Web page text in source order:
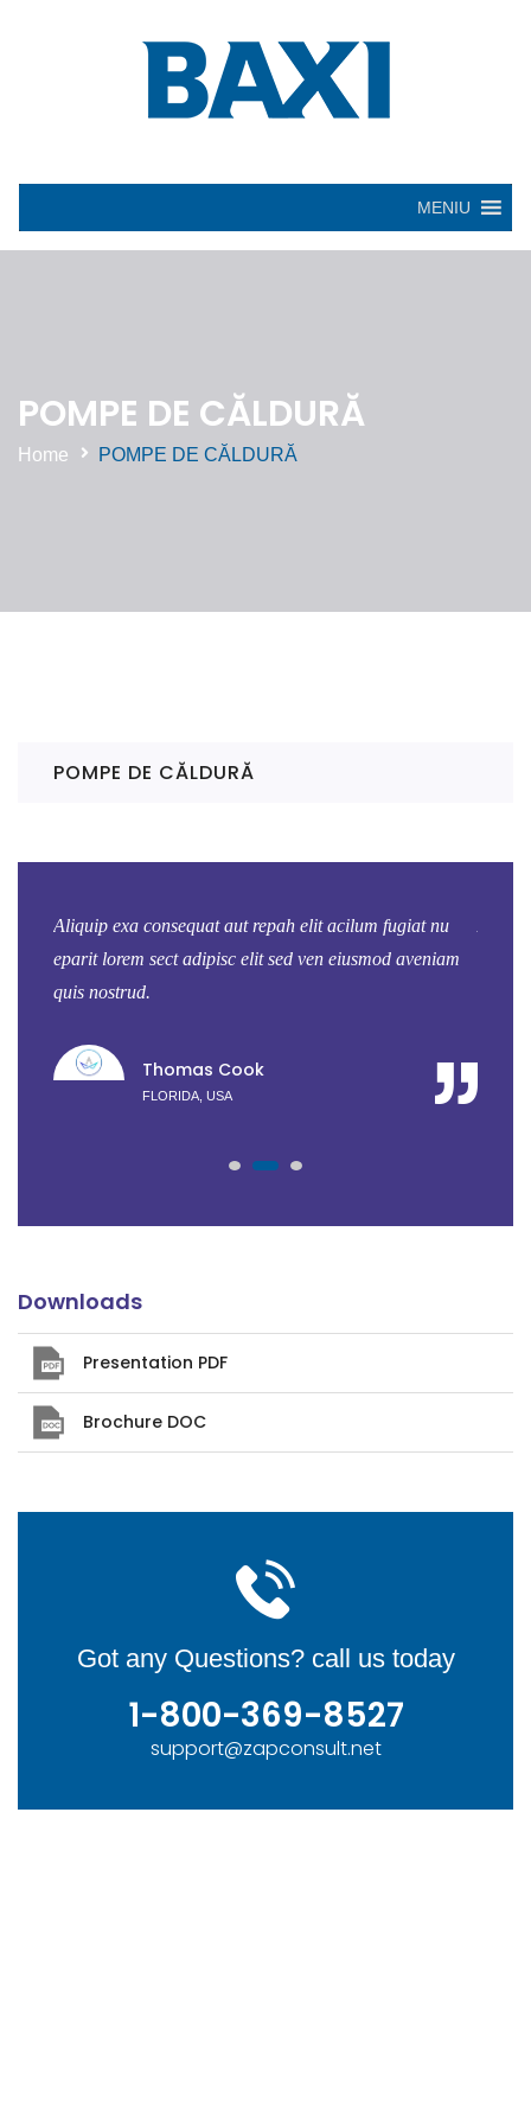
MENIU
POMPE DE CĂLDURĂ
Home POMPE DE CĂLDURĂ
POMPE DE CĂLDURĂ
Aliquip exa consequat aut repah elit acilum fugiat nu
eparit lorem sect adipisc elit sed ven eiusmod aveniam
quis nostrud.
Thomas Cook
FLORIDA, USA
Downloads
Presentation PDF
Brochure DOC
Got any Questions? call us today
1-800-369-8527
support@zapconsult.net